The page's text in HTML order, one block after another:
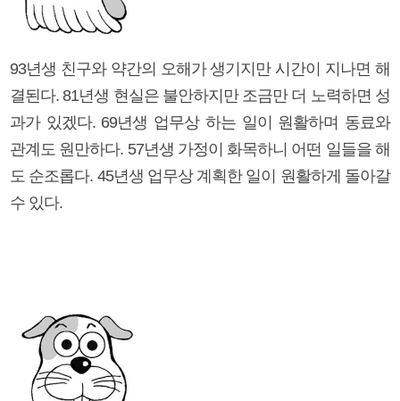
93년생 친구와 약간의 오해가 생기지만 시간이 지나면 해
결된다. 81년생 현실은 불안하지만 조금만 더 노력하면 성
과가 있겠다. 69년생 업무상 하는 일이 원활하며 동료와
관계도 원만하다. 57년생 가정이 화목하니 어떤 일들을 해
도 순조롭다. 45년생 업무상 계획한 일이 원활하게 돌아갈
수 있다.